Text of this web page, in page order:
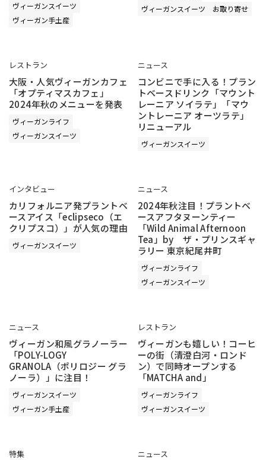
ヴィーガンスイーツ
ヴィーガン手土産
ヴィーガンスイーツ
お取り寄せ
レストラン
大阪・人気ヴィーガンカフェ
「オプティマスカフェ」
2024年秋のメニューを発表
ヴィーガンライフ
ヴィーガンスイーツ
ニュース
コンビニで手に入る！プラン
トベースドリンク「マウント
レーニア ソイラテ」「マウ
ントレーニア オーツラテ」
リニューアル
ヴィーガンスイーツ
インタビュー
カリフォルニア発プラントベ
ースアイス「eclipseco（エ
クリプスコ）」が人気の理由
ヴィーガンスイーツ
ニュース
2024年秋注目！プラントベ
ースアフタヌーンティー
「Wild Animal Afternoon
Tea」by ザ・プリンスギャ
ラリー 東京紀尾井町
ヴィーガンライフ
ヴィーガンスイーツ
ニュース
ヴィーガン和風グラノーラー
「POLY-LOGY
GRANOLA（ポリロジー グラ
ノーラ）」に注目！
ヴィーガンスイーツ
ヴィーガン手土産
レストラン
ヴィーガンも嬉しい！コーヒ
ーの街（清澄白河・ロンド
ン）で同時オープンする
「MATCHA and」
ヴィーガンライフ
ヴィーガンスイーツ
特集 ニュース